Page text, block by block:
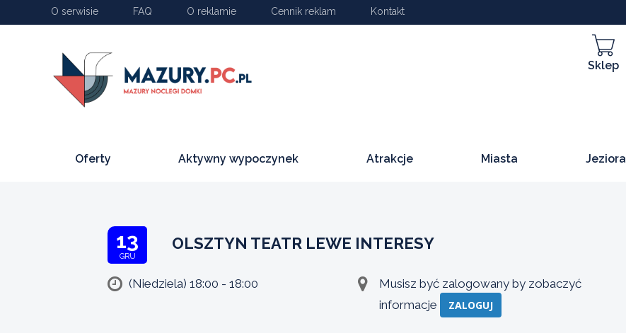
O serwisie FAQ O reklamie Cennik reklam Kontakt
Sklep
Oferty Aktywny wypoczynek Atrakcje Miasta Jeziora
13
GRU
OLSZTYN TEATR LEWE INTERESY
(Niedziela) 18:00 - 18:00
Musisz być zalogowany by zobaczyć
informacje
ZALOGUJ